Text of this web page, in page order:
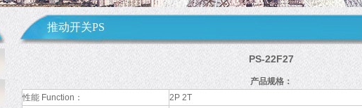
推动开关PS
PS-22F27
产品规格：
性能 Function：
2P 2T